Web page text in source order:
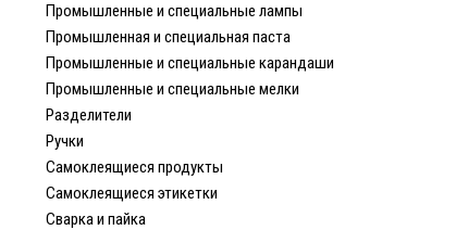
Промышленные и специальные лампы
Промышленная и специальная паста
Промышленные и специальные карандаши
Промышленные и специальные мелки
Разделители
Ручки
Самоклеящиеся продукты
Самоклеящиеся этикетки
Сварка и пайка